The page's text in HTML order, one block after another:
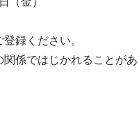
録ください。
係ではじかれることがあ